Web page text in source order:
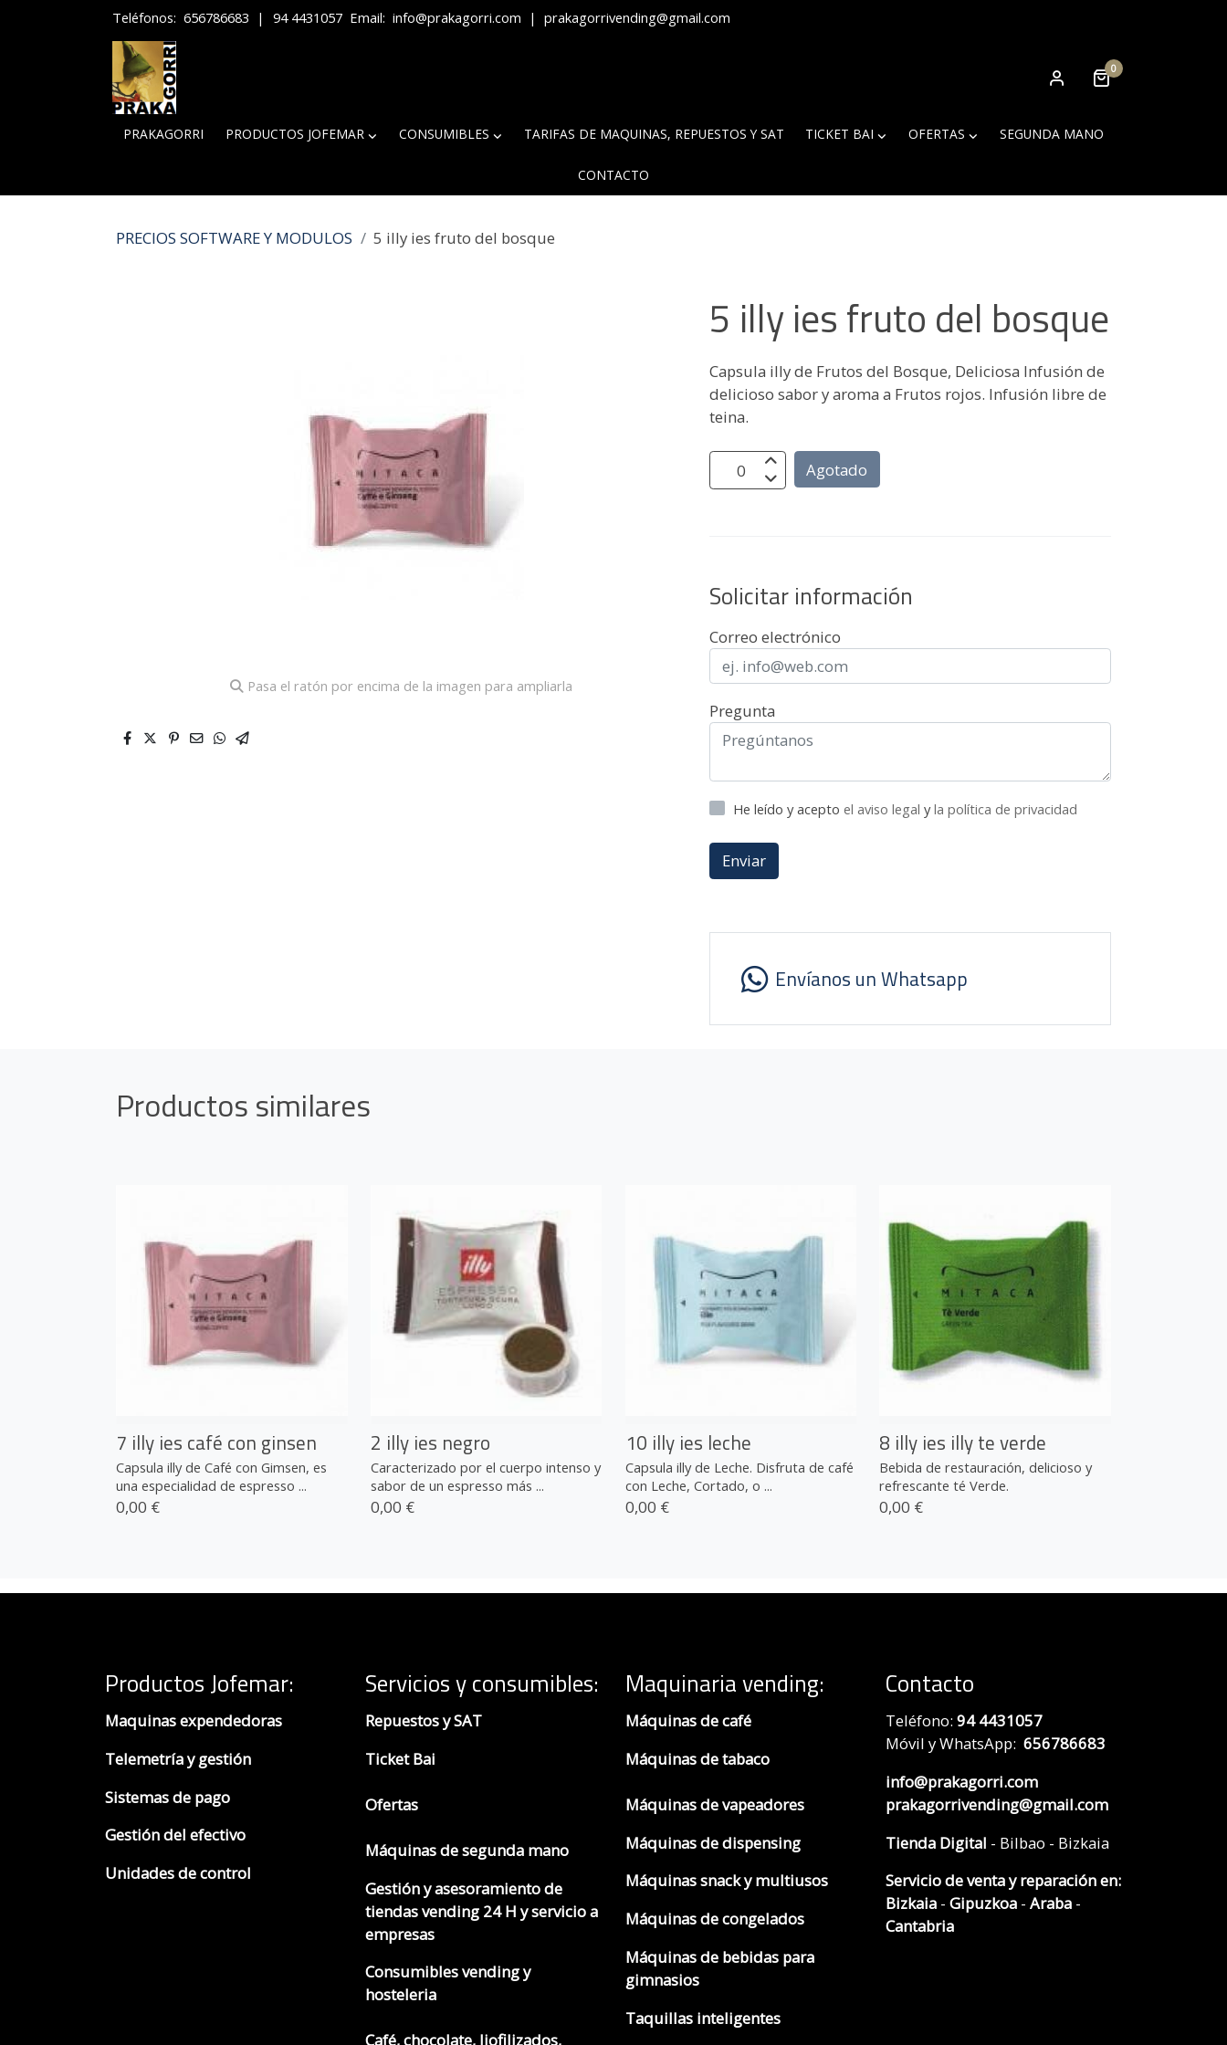
Teléfonos: 656786683 | 94 4431057 Email: info@prakagorri.com | prakagorrivending@gmail.com
0
PRAKAGORRI PRODUCTOS JOFEMAR CONSUMIBLES TARIFAS DE MAQUINAS, REPUESTOS Y SAT TICKET BAI OFERTAS SEGUNDA MANO
CONTACTO
PRECIOS SOFTWARE Y MODULOS 5 illy ies fruto del bosque
Pasa el ratón por encima de la imagen para ampliarla
5 illy ies fruto del bosque
Capsula illy de Frutos del Bosque, Deliciosa Infusión de
delicioso sabor y aroma a Frutos rojos. Infusión libre de
teina.
Agotado
Solicitar información
Correo electrónico
Pregunta
He leído y acepto el aviso legal yla política de privacidad
Enviar
Envíanos un Whatsapp
Productos similares
7 illy ies café con ginsen
Capsula illy de Café con Gimsen, es
una especialidad de espresso ...
0,00 €
2 illy ies negro
Caracterizado por el cuerpo intenso y
sabor de un espresso más ...
0,00 €
10 illy ies leche
Capsula illy de Leche. Disfruta de café
con Leche, Cortado, o ...
0,00 €
8 illy ies illy te verde
Bebida de restauración, delicioso y
refrescante té Verde.
0,00 €
Productos Jofemar:
Maquinas expendedoras
Telemetría y gestión
Sistemas de pago
Gestión del efectivo
Unidades de control
Servicios y consumibles:
Repuestos y SAT
Ticket Bai
Ofertas
Máquinas de segunda mano
Gestión y asesoramiento de
tiendas vending 24 H y servicio a
empresas
Consumibles vending y
hosteleria
Café, chocolate, liofilizados,
Maquinaria vending:
Máquinas de café
Máquinas de tabaco
Máquinas de vapeadores
Máquinas de dispensing
Máquinas snack y multiusos
Máquinas de congelados
Máquinas de bebidas para
gimnasios
Taquillas inteligentes
Contacto
Teléfono: 94 4431057
Móvil y WhatsApp: 656786683
info@prakagorri.com
prakagorrivending@gmail.com
Tienda Digital - Bilbao - Bizkaia
Servicio de venta y reparación en:
Bizkaia- Gipuzkoa- Araba-
Cantabria